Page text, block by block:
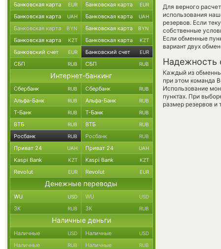
Для верного
использования
резервов. Если
собственные
Если обменные
вариант двух
Надежность
Каждый из
при этом команда
Использование
пунктах. При
размер резервов и
Банковская карта EUR Банковская карта EUR
Банковская карта UAH Банковская карта UAH
Банковская карта BYN Банковская карта BYN
Банковская карта KZT Банковская карта KZT
Банковский счет EUR Банковский счет EUR
СБП RUB СБП RUB
Интернет-банкинг
Сбербанк RUB Сбербанк RUB
Альфа-Банк RUB Альфа-Банк RUB
Т-Банк RUB Т-Банк RUB
ВТБ RUB ВТБ RUB
Росбанк RUB Росбанк RUB
Приват 24 UAH Приват 24 UAH
Kaspi Bank KZT Kaspi Bank KZT
Revolut EUR Revolut EUR
Денежные переводы
WU USD WU USD
ЗК RUB ЗК RUB
Наличные деньги
Наличные USD Наличные USD
Наличные RUB Наличные RUB